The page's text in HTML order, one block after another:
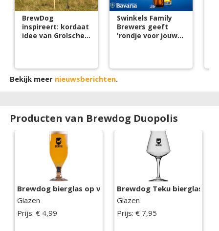
BrewDog
inspireert: kordaat
idee van Grolsche
Swinkels Family
Brewers geeft
'rondje voor jouw
Bekijk meer nieuwsberichten.
Producten van Brewdog Duopolis
Brewdog bierglas op voet
Glazen
Prijs: € 4,99
Brewdog Teku bierglas
Glazen
Prijs: € 7,95